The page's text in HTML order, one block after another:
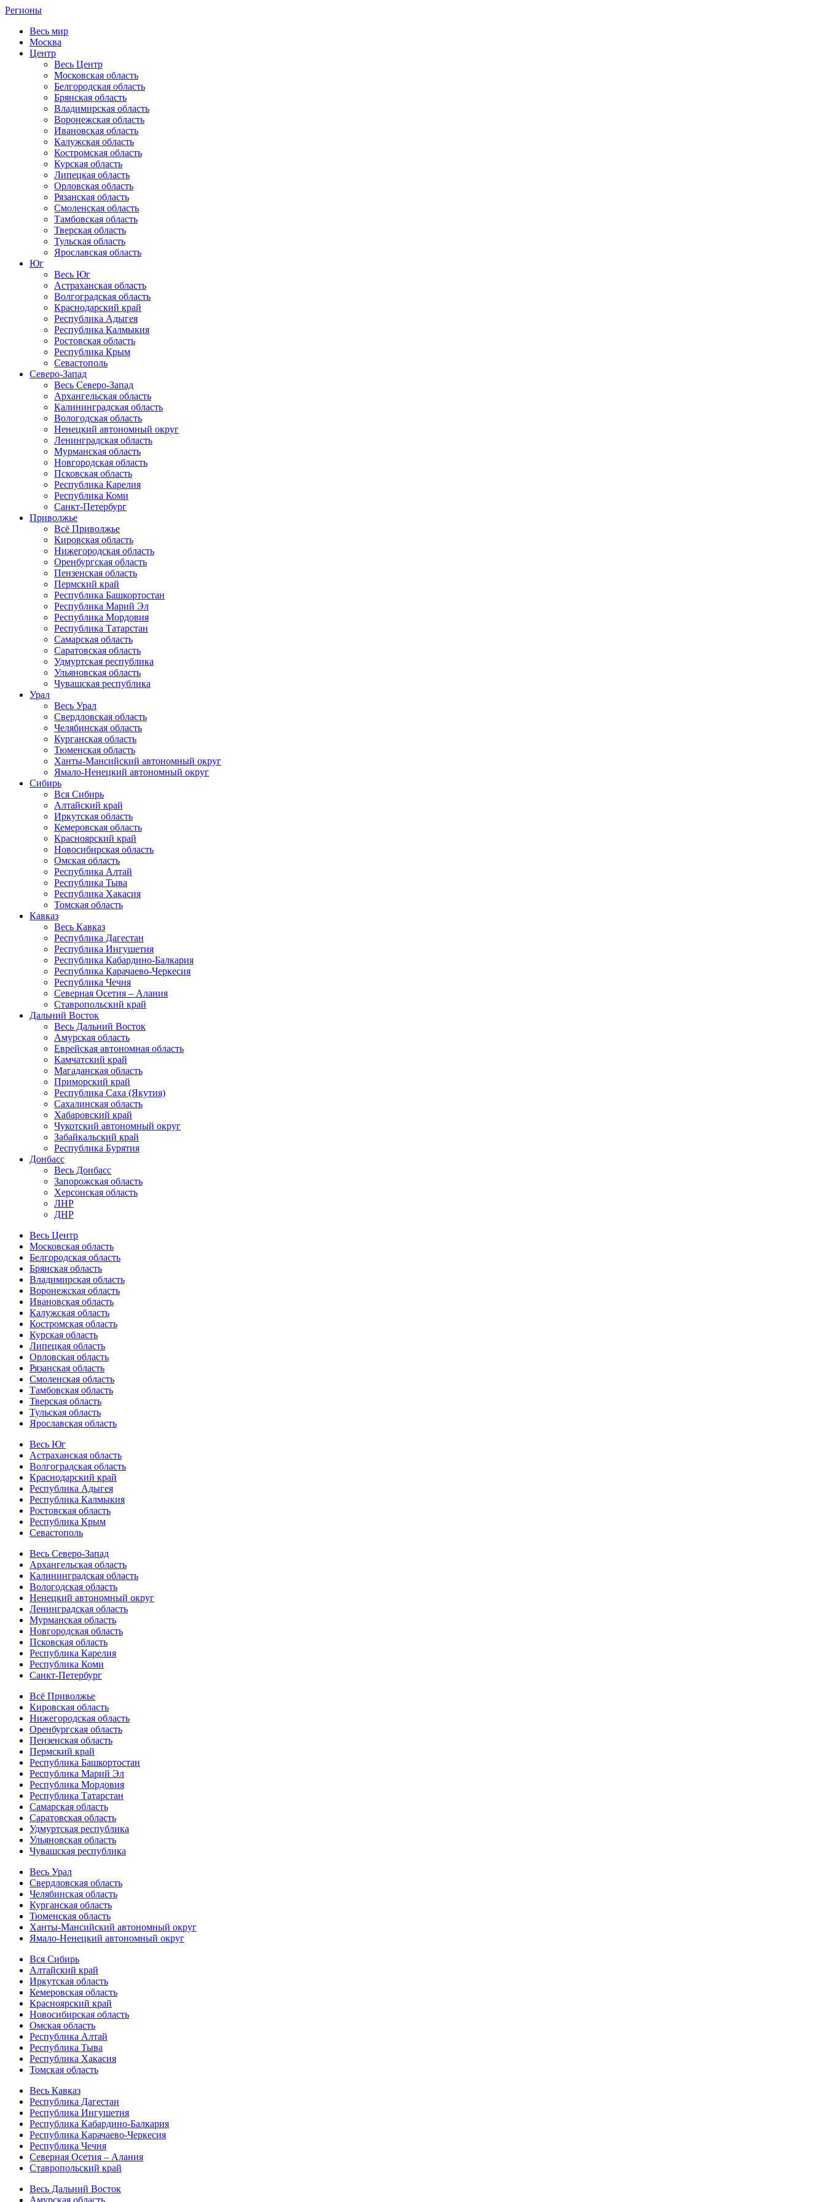
Регионы
Весь мир
Москва
Центр
Весь Центр
Московская область
Белгородская область
Брянская область
Владимирская область
Воронежская область
Ивановская область
Калужская область
Костромская область
Курская область
Липецкая область
Орловская область
Рязанская область
Смоленская область
Тамбовская область
Тверская область
Тульская область
Ярославская область
Юг
Весь Юг
Астраханская область
Волгоградская область
Краснодарский край
Республика Адыгея
Республика Калмыкия
Ростовская область
Республика Крым
Севастополь
Северо-Запад
Весь Северо-Запад
Архангельская область
Калининградская область
Вологодская область
Ненецкий автономный округ
Ленинградская область
Мурманская область
Новгородская область
Псковская область
Республика Карелия
Республика Коми
Санкт-Петербург
Приволжье
Всё Приволжье
Кировская область
Нижегородская область
Оренбургская область
Пензенская область
Пермский край
Республика Башкортостан
Республика Марий Эл
Республика Мордовия
Республика Татарстан
Самарская область
Саратовская область
Удмуртская республика
Ульяновская область
Чувашская республика
Урал
Весь Урал
Свердловская область
Челябинская область
Курганская область
Тюменская область
Ханты-Мансийский автономный округ
Ямало-Ненецкий автономный округ
Сибирь
Вся Сибирь
Алтайский край
Иркутская область
Кемеровская область
Красноярский край
Новосибирская область
Омская область
Республика Алтай
Республика Тыва
Республика Хакасия
Томская область
Кавказ
Весь Кавказ
Республика Дагестан
Республика Ингушетия
Республика Кабардино-Балкария
Республика Карачаево-Черкесия
Республика Чечня
Северная Осетия – Алания
Ставропольский край
Дальний Восток
Весь Дальний Восток
Амурская область
Еврейская автономная область
Камчатский край
Магаданская область
Приморский край
Республика Саха (Якутия)
Сахалинская область
Хабаровский край
Чукотский автономный округ
Забайкальский край
Республика Бурятия
Донбасс
Весь Донбасс
Запорожская область
Херсонская область
ЛНР
ДНР
Весь Центр
Московская область
Белгородская область
Брянская область
Владимирская область
Воронежская область
Ивановская область
Калужская область
Костромская область
Курская область
Липецкая область
Орловская область
Рязанская область
Смоленская область
Тамбовская область
Тверская область
Тульская область
Ярославская область
Весь Юг
Астраханская область
Волгоградская область
Краснодарский край
Республика Адыгея
Республика Калмыкия
Ростовская область
Республика Крым
Севастополь
Весь Северо-Запад
Архангельская область
Калининградская область
Вологодская область
Ненецкий автономный округ
Ленинградская область
Мурманская область
Новгородская область
Псковская область
Республика Карелия
Республика Коми
Санкт-Петербург
Всё Приволжье
Кировская область
Нижегородская область
Оренбургская область
Пензенская область
Пермский край
Республика Башкортостан
Республика Марий Эл
Республика Мордовия
Республика Татарстан
Самарская область
Саратовская область
Удмуртская республика
Ульяновская область
Чувашская республика
Весь Урал
Свердловская область
Челябинская область
Курганская область
Тюменская область
Ханты-Мансийский автономный округ
Ямало-Ненецкий автономный округ
Вся Сибирь
Алтайский край
Иркутская область
Кемеровская область
Красноярский край
Новосибирская область
Омская область
Республика Алтай
Республика Тыва
Республика Хакасия
Томская область
Весь Кавказ
Республика Дагестан
Республика Ингушетия
Республика Кабардино-Балкария
Республика Карачаево-Черкесия
Республика Чечня
Северная Осетия – Алания
Ставропольский край
Весь Дальний Восток
Амурская область